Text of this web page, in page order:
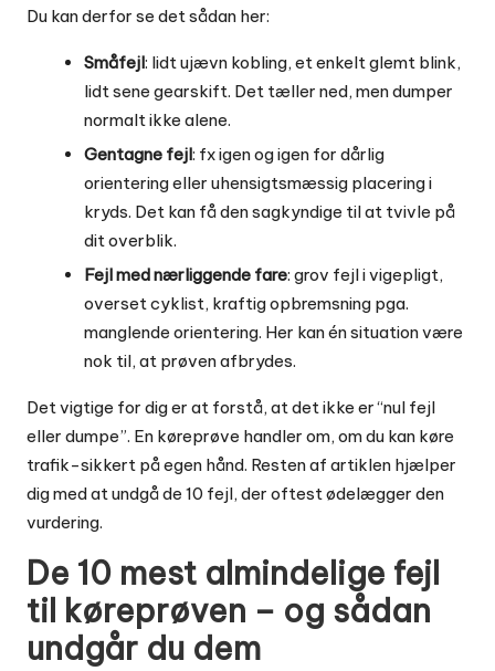
Du kan derfor se det sådan her:
Småfejl: lidt ujævn kobling, et enkelt glemt blink,
lidt sene gearskift. Det tæller ned, men dumper
normalt ikke alene.
Gentagne fejl: fx igen og igen for dårlig
orientering eller uhensigtsmæssig placering i
kryds. Det kan få den sagkyndige til at tvivle på
dit overblik.
Fejl med nærliggende fare: grov fejl i vigepligt,
overset cyklist, kraftig opbremsning pga.
manglende orientering. Her kan én situation være
nok til, at prøven afbrydes.
Det vigtige for dig er at forstå, at det ikke er “nul fejl
eller dumpe”. En køreprøve handler om, om du kan køre
trafik-sikkert på egen hånd. Resten af artiklen hjælper
dig med at undgå de 10 fejl, der oftest ødelægger den
vurdering.
De 10 mest almindelige fejl
til køreprøven – og sådan
undgår du dem